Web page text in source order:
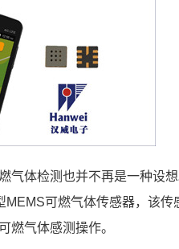
气体检测也并不再是一种设
可燃气体传感器，该
燃气体感测操作。